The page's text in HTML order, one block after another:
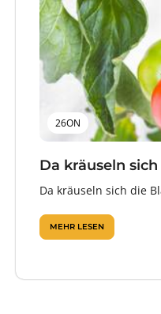
26ON
Da kräuseln
Da kräuseln sich die
MEHR LESEN